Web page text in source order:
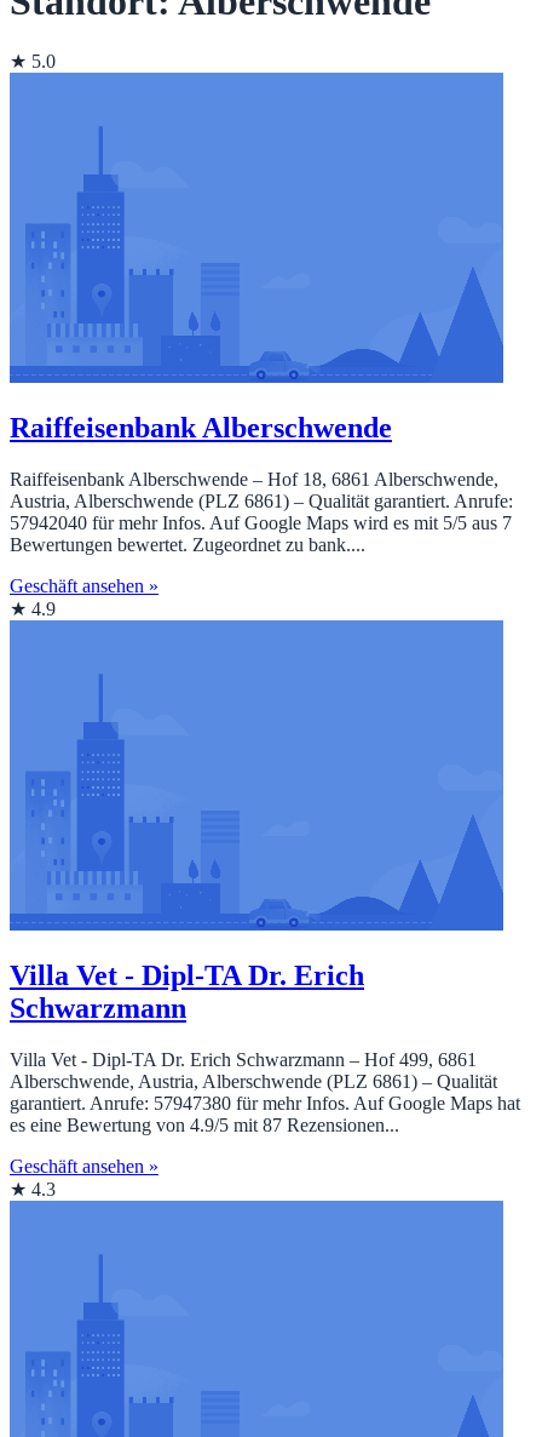
★ 5.0
Raiffeisenbank Alberschwende
Raiffeisenbank Alberschwende – Hof 18, 6861 Alberschwende,
Austria, Alberschwende (PLZ 6861) – Qualität garantiert. Anrufe:
57942040 für mehr Infos. Auf Google Maps wird es mit 5/5 aus 7
Bewertungen bewertet. Zugeordnet zu bank....
Geschäft ansehen »
★ 4.9
Villa Vet - Dipl-TA Dr. Erich
Schwarzmann
Villa Vet - Dipl-TA Dr. Erich Schwarzmann – Hof 499, 6861
Alberschwende, Austria, Alberschwende (PLZ 6861) – Qualität
garantiert. Anrufe: 57947380 für mehr Infos. Auf Google Maps hat
es eine Bewertung von 4.9/5 mit 87 Rezensionen...
Geschäft ansehen »
★ 4.3